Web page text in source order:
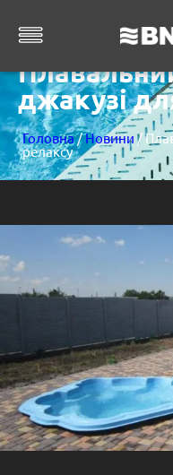
джакузі
Головна/Новини /
релаксу